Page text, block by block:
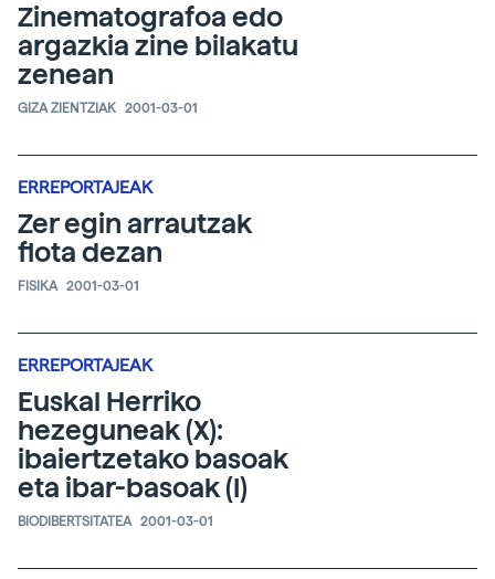
Zinematografoa edo
argazkia zine bilakatu
zenean
GIZA ZIENTZIAK 2001-03-01
ERREPORTAJEAK
Zer egin arrautzak
flota dezan
FISIKA 2001-03-01
ERREPORTAJEAK
Euskal Herriko
hezeguneak (X):
ibaiertzetako basoak
eta ibar-basoak (I)
BIODIBERTSITATEA 2001-03-01